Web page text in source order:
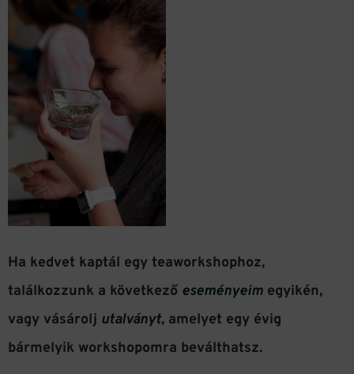
Ha kedvet kaptál egy teaworkshophoz,
találkozzunk a következő eseményeim egyikén,
vagy vásárolj utalványt, amelyet egy évig
bármelyik workshopomra beválthatsz.